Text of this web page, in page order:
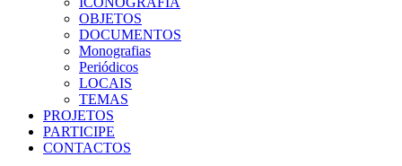
OBJETOS
DOCUMENTOS
Monografias
Periódicos
LOCAIS
TEMAS
PROJETOS
PARTICIPE
CONTACTOS